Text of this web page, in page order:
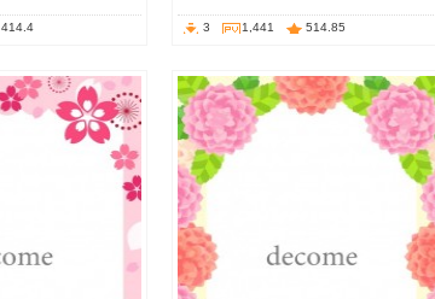
414.4 3 1,441 514.85